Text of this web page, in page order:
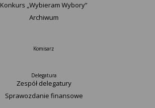
Konkurs „Wybieram Wybory”
Archiwum
Komisarz
Delegatura
Zespół delegatury
Sprawozdanie finansowe